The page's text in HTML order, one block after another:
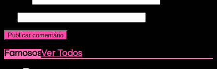
FamososVer Todos